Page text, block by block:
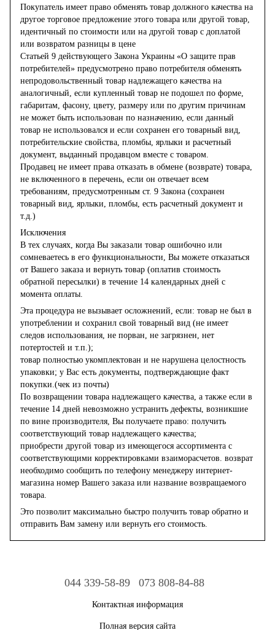
Покупатель имеет право обменять товар должного качества на
другое торговое предложение этого товара или другой товар,
идентичный по стоимости или на другой товар с доплатой
или возвратом разницы в цене
Статьей 9 действующего Закона Украины «О защите прав
потребителей» предусмотрено право потребителя обменять
непродовольственный товар надлежащего качества на
аналогичный, если купленный товар не подошел по форме,
габаритам, фасону, цвету, размеру или по другим причинам
не может быть использован по назначению, если данный
товар не использовался и если сохранен его товарный вид,
потребительские свойства, пломбы, ярлыки и расчетный
документ, выданный продавцом вместе с товаром.
Продавец не имеет права отказать в обмене (возврате) товара,
не включенного в перечень, если он отвечает всем
требованиям, предусмотренным ст. 9 Закона (сохранен
товарный вид, ярлыки, пломбы, есть расчетный документ и
т.д.)
Исключения
В тех случаях, когда Вы заказали товар ошибочно или
сомневаетесь в его функциональности, Вы можете отказаться
от Вашего заказа и вернуть товар (оплатив стоимость
обратной пересылки) в течение 14 календарных дней с
момента оплаты.
Эта процедура не вызывает осложнений, если: товар не был в
употреблении и сохранил свой товарный вид (не имеет
следов использования, не порван, не загрязнен, нет
потертостей и т.п.);
товар полностью укомплектован и не нарушена целостность
упаковки; у Вас есть документы, подтверждающие факт
покупки.(чек из почты)
По возвращении товара надлежащего качества, а также если в
течение 14 дней невозможно устранить дефекты, возникшие
по вине производителя, Вы получаете право: получить
соответствующий товар надлежащего качества;
приобрести другой товар из имеющегося ассортимента с
соответствующими корректировками взаиморасчетов. возврат
необходимо сообщить по телефону менеджеру интернет-
магазина номер Вашего заказа или название возвращаемого
товара.
Это позволит максимально быстро получить товар обратно и
отправить Вам замену или вернуть его стоимость.
044 339-58-89 073 808-84-88
Контактная информация
Полная версия сайта